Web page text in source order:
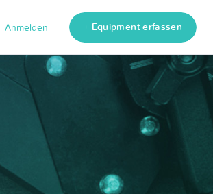
Anmelden + Equipment erfassen